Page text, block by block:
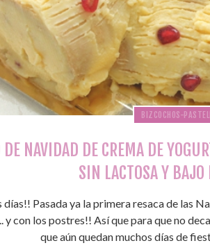
BIZCOCHOS-
DE NAVIDAD DE CREMA DE
SIN LACTOSA Y BAJO
días!! Pasada ya la primera resaca de las
y con los postres!! Así que para que no
que aún quedan muchos días de